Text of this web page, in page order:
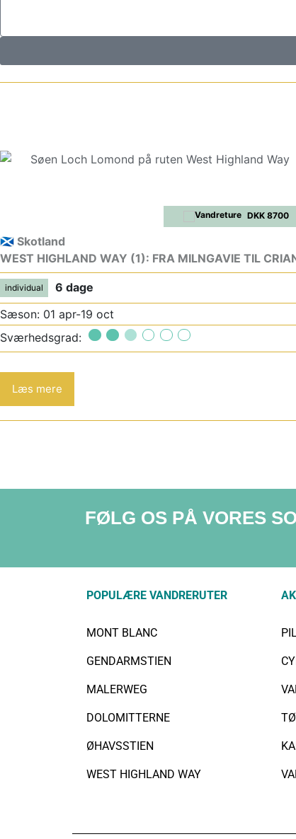
DKK 8700
🏴󠁧󠁢󠁳󠁣󠁴󠁿 Skotland
individual
6 dage
Sæson: 01 apr-19 oct
Sværhedsgrad:
Læs mere
FØLG OS PÅ VORES
POPULÆRE VANDRERUTER
MONT BLANC
GENDARMSTIEN
MALERWEG
DOLOMITTERNE
ØHAVSSTIEN
WEST HIGHLAND WAY